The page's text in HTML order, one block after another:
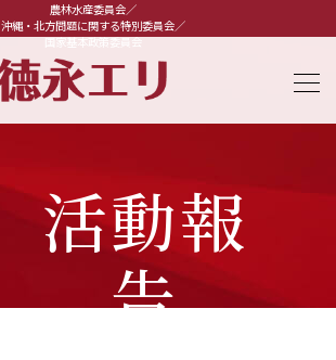
農林水産委員会／
沖縄・北方問題に関する特別委員会／
国家基本政策委員会
活動報
告